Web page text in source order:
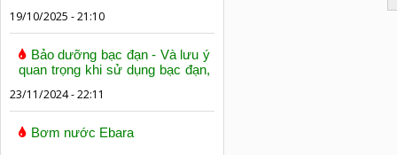
19/10/2025 - 21:10
Bảo dưỡng bạc đạn - Và lưu ý
quan trọng khi sử dụng bạc đạn,
23/11/2024 - 22:11
Bơm nước Ebara